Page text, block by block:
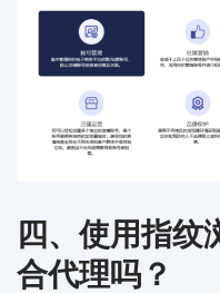
四、使用指纹
合代理吗？